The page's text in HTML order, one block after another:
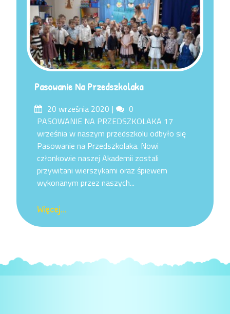
Pasowanie Na Przedszkolaka
Posted
on
20 września 2020 Comments
0
PASOWANIE NA PRZEDSZKOLAKA 17
września w naszym przedszkolu odbyło się
Pasowanie na Przedszkolaka. Nowi
członkowie naszej Akademii zostali
przywitani wierszykami oraz śpiewem
wykonanym przez naszych...
Więcej...